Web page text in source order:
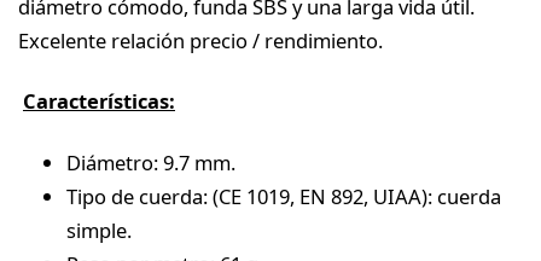
diámetro cómodo, funda SBS y una larga vida útil.
Excelente relación precio / rendimiento.
Características:
Diámetro: 9.7 mm.
Tipo de cuerda: (CE 1019, EN 892, UIAA): cuerda
simple.